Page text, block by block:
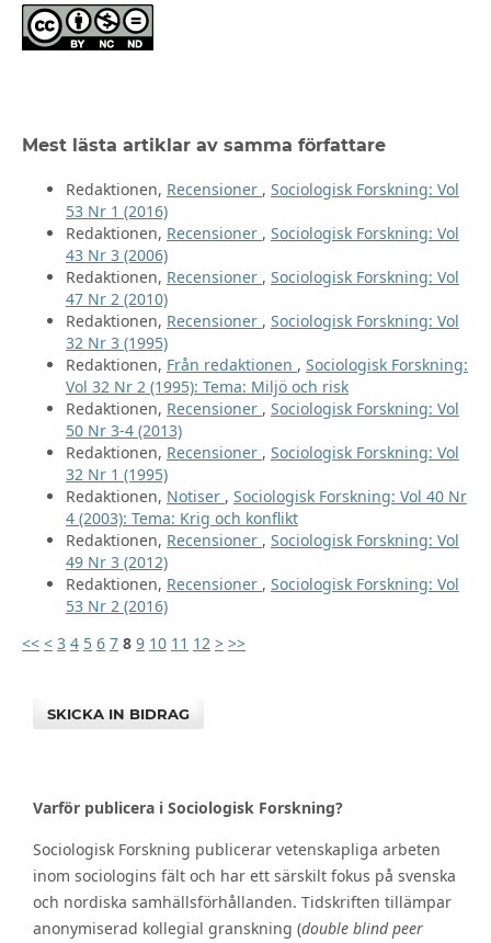
Mest lästa artiklar av samma författare
Redaktionen, Recensioner , Sociologisk Forskning: Vol
53 Nr 1 (2016)
Redaktionen, Recensioner , Sociologisk Forskning: Vol
43 Nr 3 (2006)
Redaktionen, Recensioner , Sociologisk Forskning: Vol
47 Nr 2 (2010)
Redaktionen, Recensioner , Sociologisk Forskning: Vol
32 Nr 3 (1995)
Redaktionen, Från redaktionen , Sociologisk Forskning:
Vol 32 Nr 2 (1995): Tema: Miljö och risk
Redaktionen, Recensioner , Sociologisk Forskning: Vol
50 Nr 3-4 (2013)
Redaktionen, Recensioner , Sociologisk Forskning: Vol
32 Nr 1 (1995)
Redaktionen, Notiser , Sociologisk Forskning: Vol 40 Nr
4 (2003): Tema: Krig och konflikt
Redaktionen, Recensioner , Sociologisk Forskning: Vol
49 Nr 3 (2012)
Redaktionen, Recensioner , Sociologisk Forskning: Vol
53 Nr 2 (2016)
<< < 3 4 5 6 7 8 9 10 11 12 > >>
SKICKA IN BIDRAG
Varför publicera i Sociologisk Forskning?
Sociologisk Forskning publicerar vetenskapliga arbeten
inom sociologins fält och har ett särskilt fokus på svenska
och nordiska samhällsförhållanden. Tidskriften tillämpar
anonymiserad kollegial granskning (double blind peer